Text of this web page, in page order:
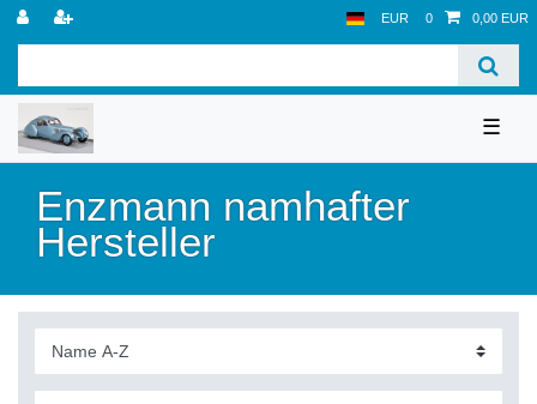
EUR 0 0,00 EUR
☰
Enzmann namhafter
Hersteller